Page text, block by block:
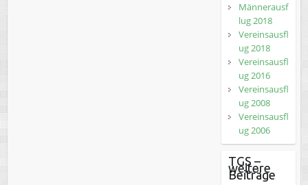
Männerausf
lug 2018
Vereinsausfl
ug 2018
Vereinsausfl
ug 2016
Vereinsausfl
ug 2008
Vereinsausfl
ug 2006
TGS –
weitere
Beiträge